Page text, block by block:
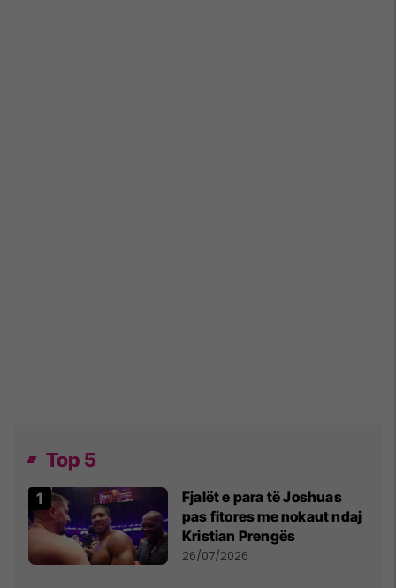
Top 5
Fjalët e para të Joshuas
pas fitores me nokaut ndaj
Kristian Prengës
26/07/2026